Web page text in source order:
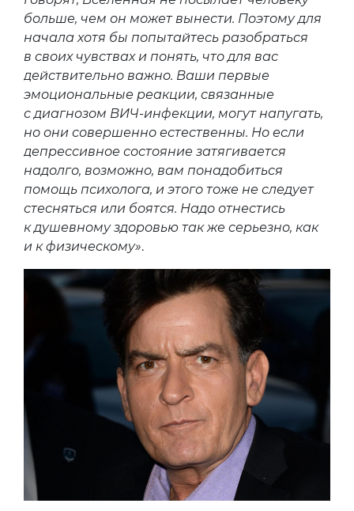
больше, чем он может вынести. Поэтому для
начала хотя бы попытайтесь разобраться
в своих чувствах и понять, что для вас
действительно важно. Ваши первые
эмоциональные реакции, связанные
с диагнозом ВИЧ-инфекции, могут напугать,
но они совершенно естественны. Но если
депрессивное состояние затягивается
надолго, возможно, вам понадобиться
помощь психолога, и этого тоже не следует
стесняться или боятся. Надо отнестись
к душевному здоровью так же серьезно, как
и к физическому».